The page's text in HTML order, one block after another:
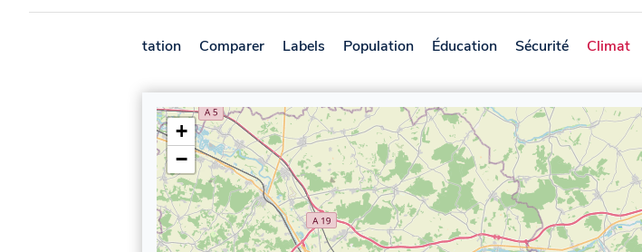
Présentation Comparer Labels Population Éducation Sécurité Climat
+
−